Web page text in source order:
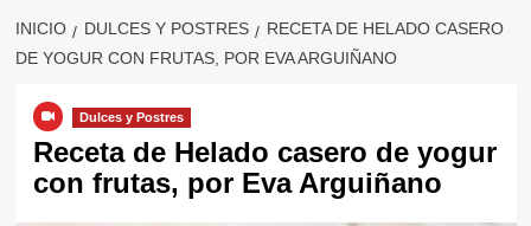
INICIO DULCES Y POSTRES
RECETA DE HELADO CASERO
DE YOGUR CON FRUTAS, POR EVA ARGUIÑANO
Dulces y Postres
Receta de Helado casero de yogur
con frutas, por Eva Arguiñano